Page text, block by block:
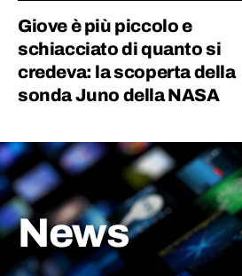
Giove è più piccolo e
schiacciato di quanto si
credeva: la scoperta della
sonda Juno della NASA
News